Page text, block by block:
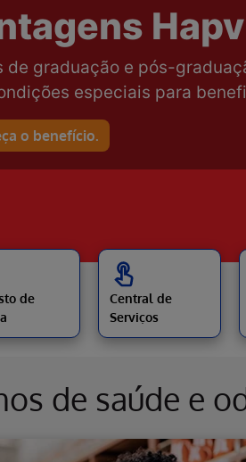
que refletem nosso
de sustentabilidade
de
Central de
Serviços
de saúde e